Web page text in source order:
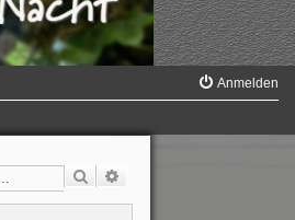
Anmelden
Suche